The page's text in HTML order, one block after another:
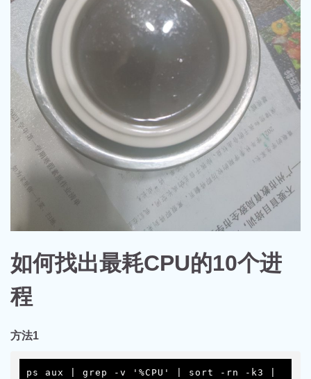
如何找出最耗CPU的10个进
程
方法1
ps aux | grep -v '%CPU' | sort -rn -k3 |